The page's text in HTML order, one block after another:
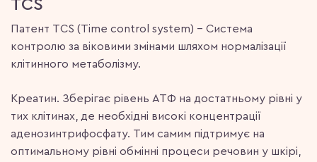
TCS
Патент TCS (Time control system) – Система
контролю за віковими змінами шляхом нормалізації
клітинного метаболізму.
Креатин. Зберігає рівень АТФ на достатньому рівні у
тих клітинах, де необхідні високі концентрації
аденозинтрифосфату. Тим самим підтримує на
оптимальному рівні обмінні процеси речовин у шкірі,